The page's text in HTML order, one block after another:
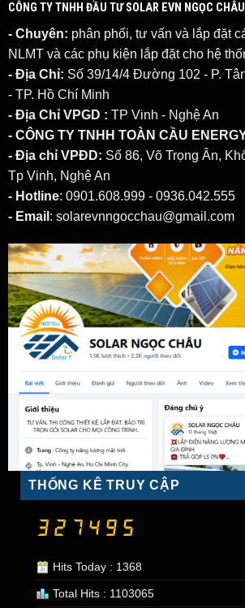
CÔNG TY TNHH ĐẦU TƯ SOLAR EVN NGỌC CHÂU
- Chuyên: phân phối, tư vấn và lắp đặt
NLMT và các phụ kiện lắp đặt cho hệ
- Địa Chỉ: Số 39/14/4 Đường 102 - P.
- TP. Hồ Chí Minh
- Địa Chỉ VPGD : TP Vinh - Nghệ An
- CÔNG TY TNHH TOÀN CẦU
- Địa chỉ VPĐD: Số 86, Võ Trọng Ân,
Tp Vinh, Nghệ An
- Hotline: 0901.608.999 - 0936.042.555
- Email : solarevnngocchau@gmail.com
THỐNG KÊ TRUY CẬP
Hits Today : 1368
Total Hits : 1103065